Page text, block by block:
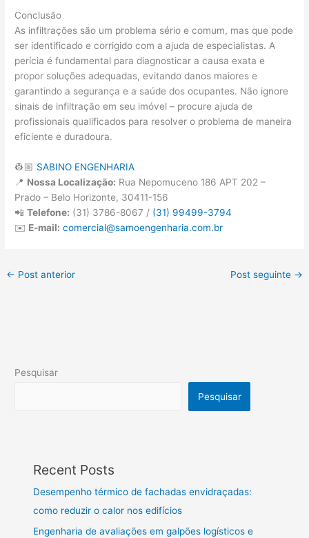
Conclusão
As infiltrações são um problema sério e comum, mas que pode
ser identificado e corrigido com a ajuda de especialistas. A
perícia é fundamental para diagnosticar a causa exata e
propor soluções adequadas, evitando danos maiores e
garantindo a segurança e a saúde dos ocupantes. Não ignore
sinais de infiltração em seu imóvel – procure ajuda de
profissionais qualificados para resolver o problema de maneira
eficiente e duradoura.
👷🏼 SABINO ENGENHARIA
📍 Nossa Localização: Rua Nepomuceno 186 APT 202 –
Prado – Belo Horizonte, 30411-156
📲Telefone: (31) 3786-8067 / (31) 99499-3794
✉️ E-mail: comercial@samoengenharia.com.br
← Post anterior Post seguinte →
Pesquisar
Pesquisar
Recent Posts
Desempenho térmico de fachadas envidraçadas:
como reduzir o calor nos edifícios
Engenharia de avaliações em galpões logísticos e